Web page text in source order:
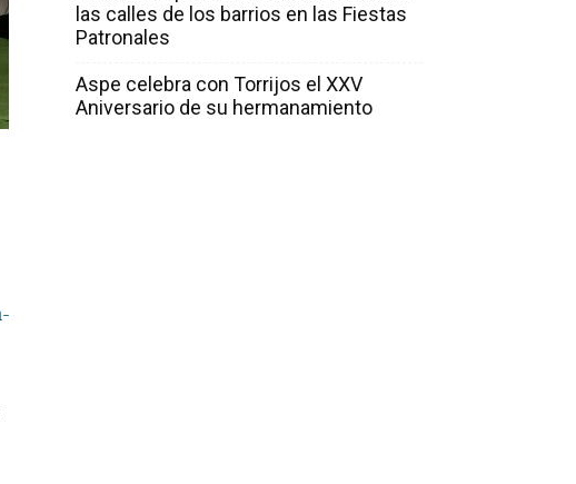
las calles de los barrios en las Fiestas
Patronales
Aspe celebra con Torrijos el XXV
Aniversario de su hermanamiento